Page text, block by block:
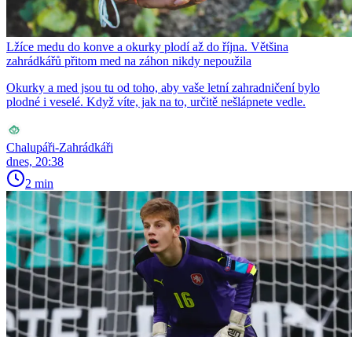
Lžíce medu do konve a okurky plodí až do října. Většina
zahrádkářů přitom med na záhon nikdy nepoužila
Okurky a med jsou tu od toho, aby vaše letní zahradničení bylo
plodné i veselé. Když víte, jak na to, určitě nešlápnete vedle.
Chalupáři-Zahrádkáři
dnes, 20:38
2 min